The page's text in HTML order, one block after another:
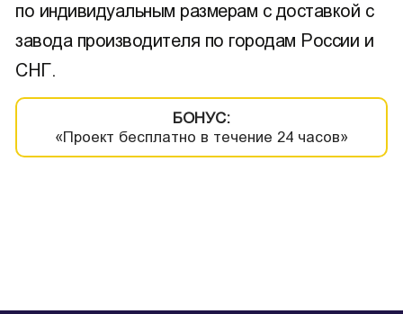
по индивидуальным размерам с доставкой с
завода производителя по городам России и
СНГ.
БОНУС:
«Проект бесплатно в течение 24 часов»